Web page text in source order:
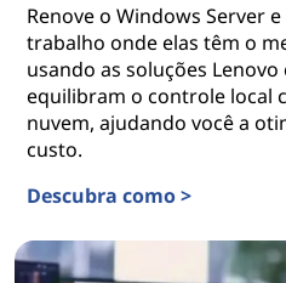
Renove o Windows Server
trabalho onde elas têm o
usando as soluções
equilibram o controle local
nuvem, ajudando você a
custo.
Descubra como >